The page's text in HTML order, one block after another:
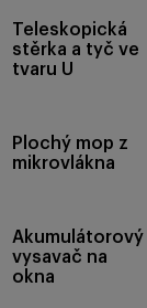
Teleskopická
stěrka a tyč ve
tvaru U
Plochý mop z
mikrovlákna
Akumulátorový
vysavač na
okna